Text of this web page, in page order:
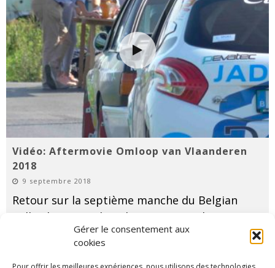
Gérer le consentement aux
cookies
Vidéo: Aftermovie Omloop van Vlaanderen
2018
9 septembre 2018
Retour sur la septième manche du Belgian
Rally Championship : le Conxion Omloop van
Vlaanderen 2018, avec notre vidéo aftermovie.